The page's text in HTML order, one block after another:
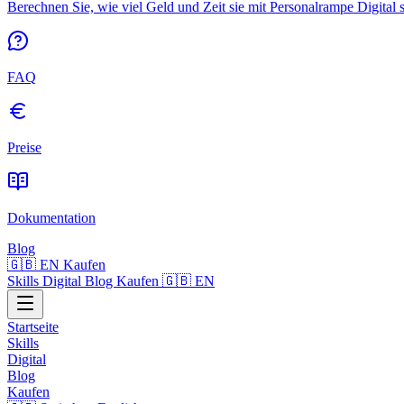
Berechnen Sie, wie viel Geld und Zeit sie mit Personalrampe Digital
FAQ
Preise
Dokumentation
Blog
🇬🇧 EN Kaufen
Skills Digital Blog Kaufen 🇬🇧 EN
Startseite
Skills
Digital
Blog
Kaufen